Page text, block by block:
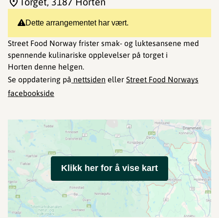
Dette arrangementet har vært.
Street Food Norway frister smak- og luktesansene med
spennende kulinariske opplevelser på torget i
Horten denne helgen.
Se oppdatering på nettsiden eller Street Food Norways
facebookside
Klikk her for å vise kart